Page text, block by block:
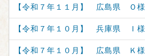
【令和７年１１月】 広島県 Ｏ様
【令和７年１０月】 兵庫県 Ｉ様
【令和７年１０月】 広島県 Ｋ様